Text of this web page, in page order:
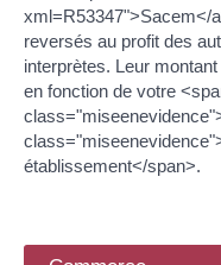
xml=R53347">Sacem</
reversés au profit des
interprètes. Leur
en fonction de votre
établissement</span>.